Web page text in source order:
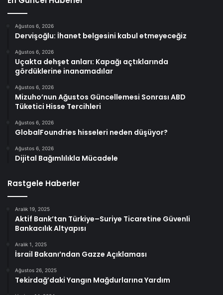
Ağustos 6, 2026
Dervişoğlu: İhanet belgesini kabul etmeyeceğiz
Ağustos 6, 2026
Uçakta dehşet anları: Kapağı açtıklarında
gördüklerine inanamadılar
Ağustos 6, 2026
Mizuho’nun Ağustos Güncellemesi Sonrası ABD
Tüketici Hisse Tercihleri
Ağustos 6, 2026
GlobalFoundries hisseleri neden düşüyor?
Ağustos 6, 2026
Dijital Bağımlılıkla Mücadele
Rastgele Haberler
Aralık 19, 2025
Aktif Bank’tan Türkiye–Suriye Ticaretine Güvenli
Bankacılık Altyapısı
Aralık 1, 2025
İsrail Bakanı’ndan Gazze Açıklaması
Ağustos 26, 2025
Tekirdağ’daki Yangın Mağdurlarına Yardım